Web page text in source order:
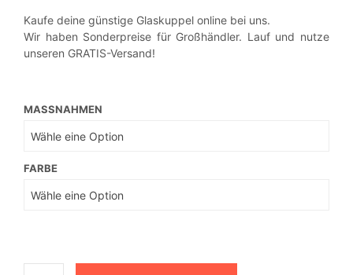
19,90€
bis
Kaufe deine günstige Glaskuppel online bei uns.
Wir haben Sonderpreise für Großhändler. Lauf und nutze
unseren GRATIS-Versand!
MASSNAHMEN
FARBE